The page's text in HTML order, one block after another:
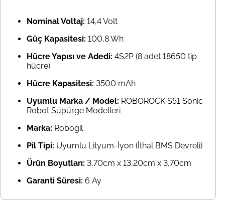
Nominal Voltaj: 14,4 Volt
Güç Kapasitesi: 100,8 Wh
Hücre Yapısı ve Adedi: 4S2P (8 adet 18650 tip
hücre)
Hücre Kapasitesi: 3500 mAh
Uyumlu Marka / Model: ROBOROCK S51 Sonic
Robot Süpürge Modelleri
Marka: Robogil
Pil Tipi: Uyumlu Lityum-İyon (İthal BMS Devreli)
Ürün Boyutları: 3,70cm x 13,20cm x 3,70cm
Garanti Süresi: 6 Ay